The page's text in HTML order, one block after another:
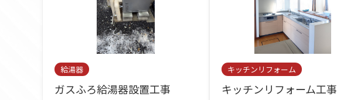
給湯器
ガスふろ給湯器設置工事
キッチンリフォーム
キッチンリフォーム工事